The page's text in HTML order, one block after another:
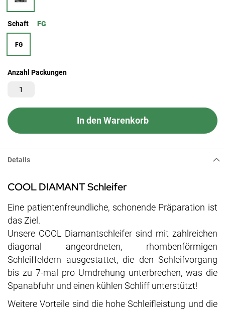
Schaft FG
FG
Anzahl Packungen
In den Warenkorb
Details
COOL DIAMANT Schleifer
Eine patientenfreundliche, schonende Präparation ist
das Ziel.
Unsere COOL Diamantschleifer sind mit zahlreichen
diagonal angeordneten, rhombenförmigen
Schleiffeldern ausgestattet, die den Schleifvorgang
bis zu 7-mal pro Umdrehung unterbrechen, was die
Spanabfuhr und einen kühlen Schliff unterstützt!
Weitere Vorteile sind die hohe Schleifleistung und die